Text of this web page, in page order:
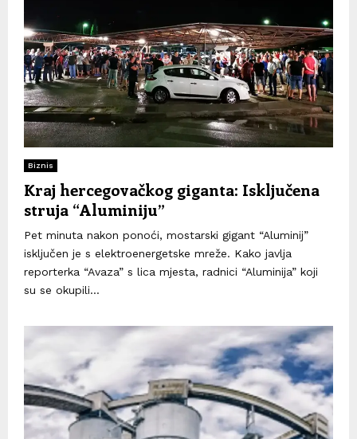
Biznis
Kraj hercegovačkog giganta: Isključena
struja “Aluminiju”
Pet minuta nakon ponoći, mostarski gigant “Aluminij”
isključen je s elektroenergetske mreže. Kako javlja
reporterka “Avaza” s lica mjesta, radnici “Aluminija” koji
su se okupili...